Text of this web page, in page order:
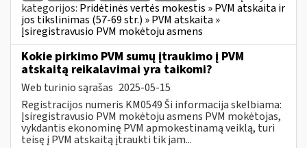
kategorijos: Pridėtinės vertės mokestis » PVM atskaita ir
jos tikslinimas (57-69 str.) » PVM atskaita »
Įsiregistravusio PVM mokėtoju asmens
Kokie pirkimo PVM sumų įtraukimo į PVM
atskaitą reikalavimai yra taikomi?
Web turinio sąrašas 2025-05-15
Registracijos numeris KM0549 Ši informacija skelbiama:
Įsiregistravusio PVM mokėtoju asmens PVM mokėtojas,
vykdantis ekonominę PVM apmokestinamą veiklą, turi
teisę į PVM atskaitą įtraukti tik jam...